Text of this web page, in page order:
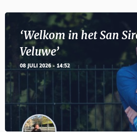
‘Welkom in het San
Veluwe’
08 JULI 2026 - 14:52